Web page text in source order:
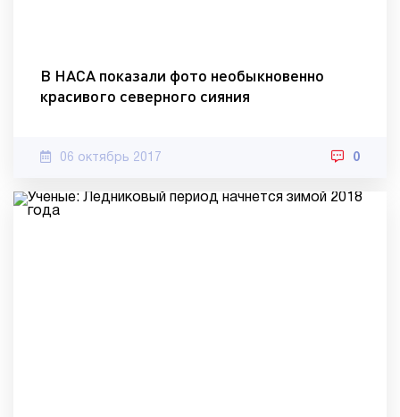
В НАСА показали фото необыкновенно
красивого северного сияния
06 октябрь 2017 0